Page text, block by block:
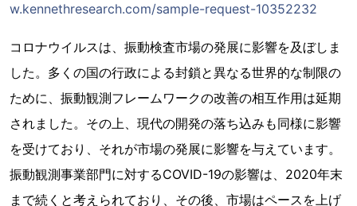
w.kennethresearch.com/sample-request-10352232
コロナウイルスは、振動検査市場の発展に影響を及ぼしま
した。多くの国の行政による封鎖と異なる世界的な制限の
ために、振動観測フレームワークの改善の相互作用は延期
されました。その上、現代の開発の落ち込みも同様に影響
を受けており、それが市場の発展に影響を与えています。
振動観測事業部門に対するCOVID-19の影響は、2020年末
まで続くと考えられており、その後、市場はペースを上げ